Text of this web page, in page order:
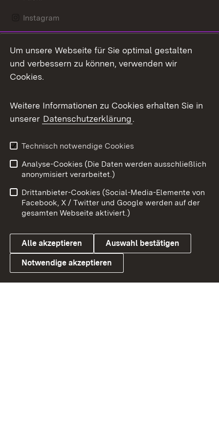
Instagram
Mastodon
Messenger
Social Wall
X / Twitter
Youtube
Link zum Landesportal
Benutzungshinweise
Barrierefreiheit
Datenschutz
Cookies
Um unsere Webseite für Sie optimal gestalten
und verbessern zu können, verwenden wir
Cookies.
Weitere Informationen zu Cookies erhalten Sie in
unserer Datenschutzerklärung.
Technisch notwendige Cookies
Analyse-Cookies (Die Daten werden ausschließlich
anonymisiert verarbeitet.)
Drittanbieter-Cookies (Social-Media-Elemente von
Facebook, X / Twitter und Google werden auf der
gesamten Webseite aktiviert.)
Alle akzeptieren Auswahl bestätigen
Notwendige akzeptieren